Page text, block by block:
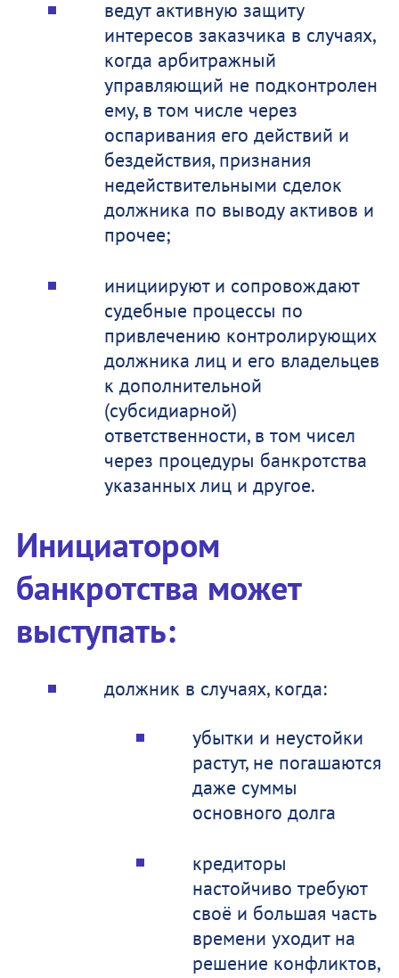
ведут активную защиту
интересов заказчика в случаях,
когда арбитражный
управляющий не подконтролен
ему, в том числе через
оспаривания его действий и
бездействия, признания
недействительными сделок
должника по выводу активов и
прочее;
инициируют и сопровождают
судебные процессы по
привлечению контролирующих
должника лиц и его владельцев
к дополнительной
(субсидиарной)
ответственности, в том чисел
через процедуры банкротства
указанных лиц и другое.
Инициатором
банкротства может
выступать:
должник в случаях, когда:
убытки и неустойки
растут, не погашаются
даже суммы
основного долга
кредиторы
настойчиво требуют
своё и большая часть
времени уходит на
решение конфликтов,